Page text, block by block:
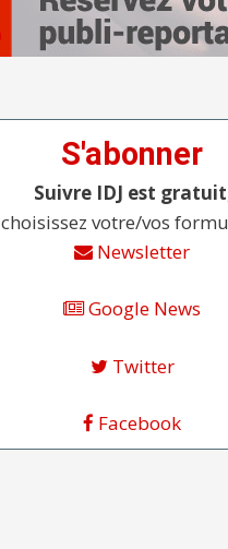
S'abonner
Suivre IDJ est gratuit
choisissez votre/vos
Newsletter
Google News
Twitter
Facebook